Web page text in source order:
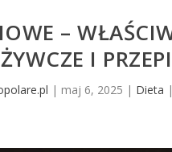
–
I
| maj 6, 2025 | Dieta |